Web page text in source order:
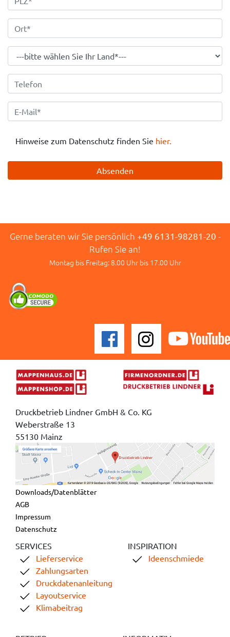
Hinweise zum Datenschutz finden Sie hier.
Gerne beraten wir Sie persönlich +49 6131-98281-20 -
Rufen Sie an!
Montag bis Freitag: 8.00 Uhr bis 17.00 Uhr
Druckbetrieb Lindner GmbH & Co. KG
Weberstraße 13
55130 Mainz
Downloads/Datenblätter
AGB
Impressum
Datenschutz
SERVICES
Lieferservice
Zahlungsarten
Druckdatenanleitung
Layoutservice
Klimabeitrag
INSPIRATION
Ideenschmiede